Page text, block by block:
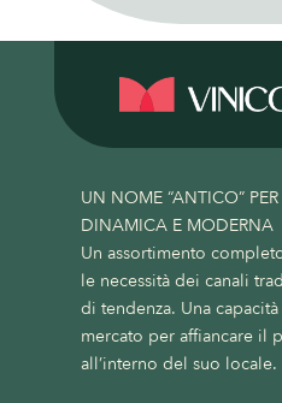
UN NOME “ANTICO”
DINAMICA E MODERNA
Un assortimento
le necessità dei canali
di tendenza. Una
mercato per affiancare il
all’interno del suo locale.